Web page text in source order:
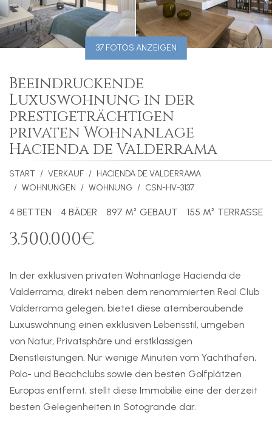
37 FOTOS ANZEIGEN
Beeindruckende
Luxuswohnung in der
prestigeträchtigen
privaten Wohnanlage
Hacienda de Valderrama
START VERKAUF
HACIENDA DE VALDERRAMA
WOHNUNGEN
WOHNUNG CSN-HV-3137
4 BETTEN 4 BÄDER 897 M² GEBAUT 155 M² TERRASSE
3.500.000€
In der exklusiven privaten Wohnanlage Hacienda de
Valderrama, direkt neben dem renommierten Real Club
Valderrama gelegen, bietet diese atemberaubende
Luxuswohnung einen exklusiven Lebensstil, umgeben
von Natur, Privatsphäre und erstklassigen
Dienstleistungen. Nur wenige Minuten vom Yachthafen,
Polo- und Beachclubs sowie den besten Golfplätzen
Europas entfernt, stellt diese Immobilie eine der derzeit
besten Gelegenheiten in Sotogrande dar.